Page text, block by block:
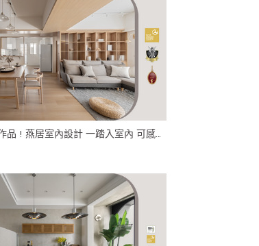
品 ! 燕居室內設計 一踏入室內 可感受
視野 立面處乾淨整齊的畫面感